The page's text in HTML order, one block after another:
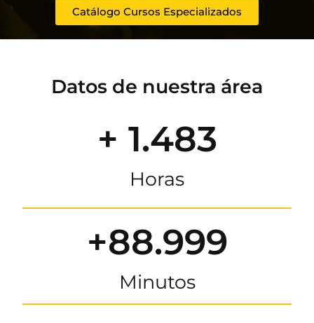
Catálogo Cursos Especializados
Datos de nuestra área
+ 1.483
Horas
+88.999
Minutos